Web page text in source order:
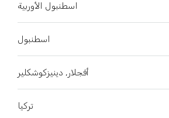
اسطنبول الأوربية
اسطنبول
أفجلار, دينيزكوشكلير
تركيا